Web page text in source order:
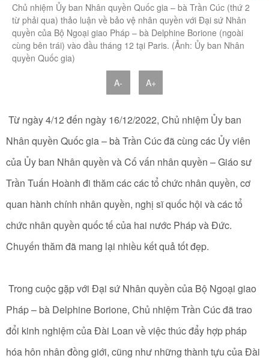
Chủ nhiệm Ủy ban Nhân quyền Quốc gia – bà Trần Cúc (thứ 2
từ phải qua) thảo luận về bảo vệ nhân quyền với Đại sứ Nhân
quyền của Bộ Ngoại giao Pháp – bà Delphine Borione (ngoài
cùng bên trái) vào đầu tháng 12 tại Paris. (Ảnh: Ủy ban Nhân
quyền Quốc gia)
A- A+
Từ ngày 4/12 đến ngày 16/12/2022, Chủ nhiệm Ủy ban
Nhân quyền Quốc gia – bà Trần Cúc đã cùng các Ủy viên
của Ủy ban Nhân quyền và Cố vấn nhân quyền – Giáo sư
Trần Tuấn Hoành đi thăm các các tổ chức nhân quyền, cơ
quan hành chính nhân quyền, nghị sĩ quốc hội và các tổ
chức nhân quyền quốc tế của hai nước Pháp và Đức.
Chuyến thăm đã mang lại nhiều kết quả tốt đẹp.
Trong cuộc gặp với Đại sứ Nhân quyền của Bộ Ngoại giao
Pháp – bà Delphine Borione, Chủ nhiệm Trần Cúc đã trao
đổi kinh nghiệm của Đài Loan về việc thúc đẩy hợp pháp
hóa hôn nhân đồng giới, cũng như những thành tựu của Đài